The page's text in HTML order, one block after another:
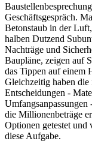
Geschäftsgespräch.
Betonstaub in der
halben Dutzend
Nachträge und
Baupläne, zeigen auf
das Tippen auf einem
Gleichzeitig haben die
Entscheidungen -
die Millionenbeträge
Optionen getestet und
diese Aufgabe.